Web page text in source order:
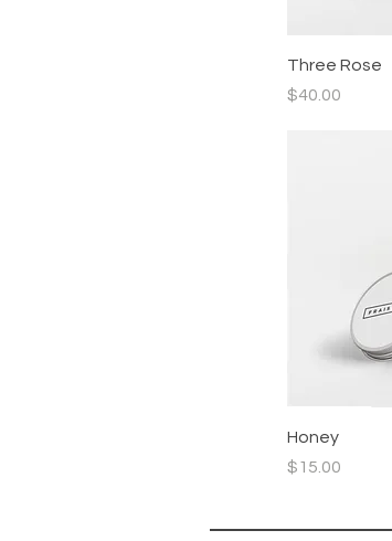
Three Rose
價格
$40.00
Honey
價格
$15.00